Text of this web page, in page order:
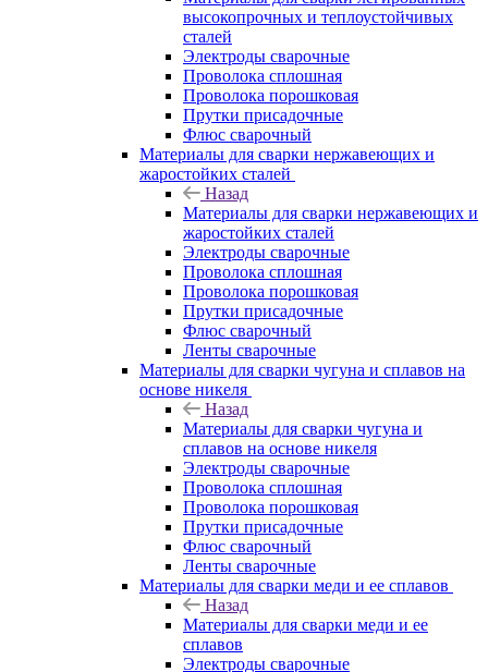
высокопрочных и теплоустойчивых
сталей
Электроды сварочные
Проволока сплошная
Проволока порошковая
Прутки присадочные
Флюс сварочный
Материалы для сварки нержавеющих и
жаростойких сталей
Назад
Материалы для сварки нержавеющих и
жаростойких сталей
Электроды сварочные
Проволока сплошная
Проволока порошковая
Прутки присадочные
Флюс сварочный
Ленты сварочные
Материалы для сварки чугуна и сплавов на
основе никеля
Назад
Материалы для сварки чугуна и
сплавов на основе никеля
Электроды сварочные
Проволока сплошная
Проволока порошковая
Прутки присадочные
Флюс сварочный
Ленты сварочные
Материалы для сварки меди и ее сплавов
Назад
Материалы для сварки меди и ее
сплавов
Электроды сварочные